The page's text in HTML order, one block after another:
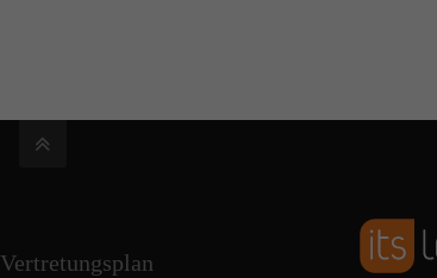
Vertretungsplan